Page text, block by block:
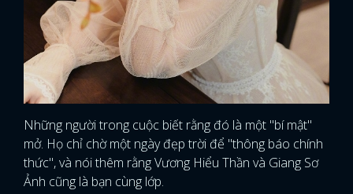
Những người trong cuộc biết rằng đó là một "bí mật"
mở. Họ chỉ chờ một ngày đẹp trời để "thông báo chính
thức", và nói thêm rằng Vương Hiểu Thần và Giang Sơ
Ảnh cũng là bạn cùng lớp.